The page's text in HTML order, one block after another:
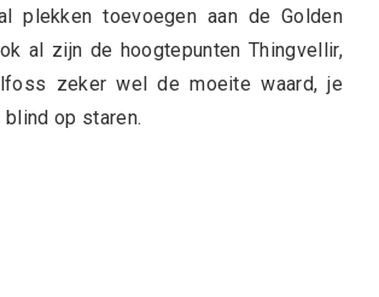
plekken toevoegen aan de Golden
al zijn de hoogtepunten Thingvellir,
zeker wel de moeite waard, je
op staren.